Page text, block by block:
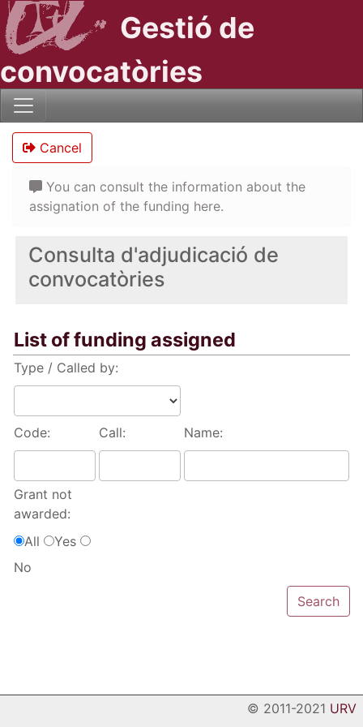
Gestió de
convocatòries
Consulta d'adjudicació de
convocatòries
List of funding assigned
Type / Called by:
Code: Call: Name:
Grant not
awarded:
All
Yes
No
Cancel
You can consult the information about the
assignation of the funding here.
© 2011-2021 URV